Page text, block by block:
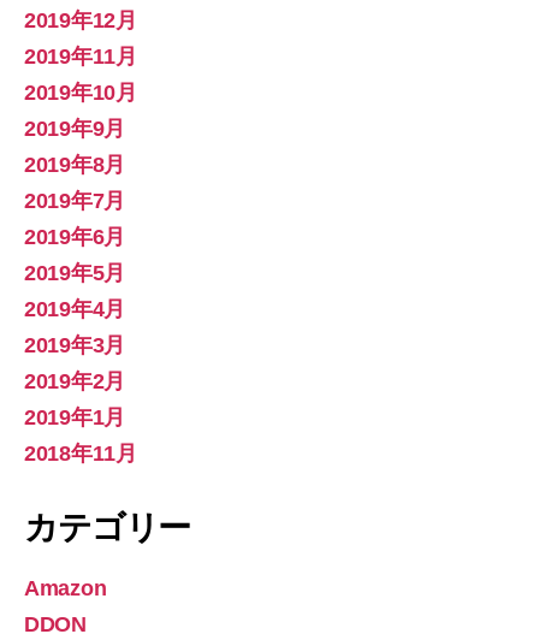
2019年12月
2019年11月
2019年10月
2019年9月
2019年8月
2019年7月
2019年6月
2019年5月
2019年4月
2019年3月
2019年2月
2019年1月
2018年11月
カテゴリー
Amazon
DDON